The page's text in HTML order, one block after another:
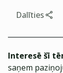
Dalīties
Interesē šī
saņem